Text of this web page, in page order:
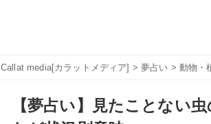
Callat media[カラットメディア] >夢占い > 動物・
【夢占い】見たことない